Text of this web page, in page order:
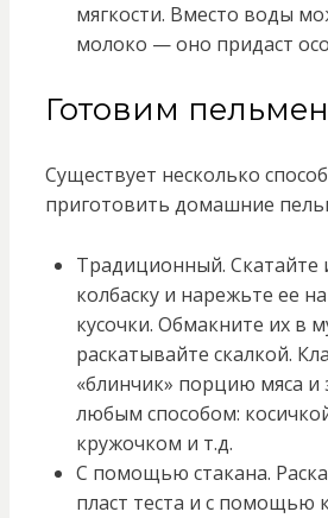
мягкости. Вместо воды
молоко — оно придаст
Готовим
Существует несколько
приготовить домашние
Традиционный. Скатайте
колбаску и нарежьте ее
кусочки. Обмакните их в
раскатывайте скалкой.
«блинчик» порцию мяса и
любым способом:
кружочком и т.д.
С помощью стакана.
пласт теста и с помощью